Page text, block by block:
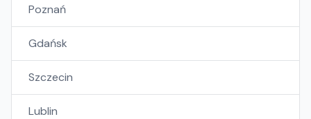
Poznań
Gdańsk
Szczecin
Lublin